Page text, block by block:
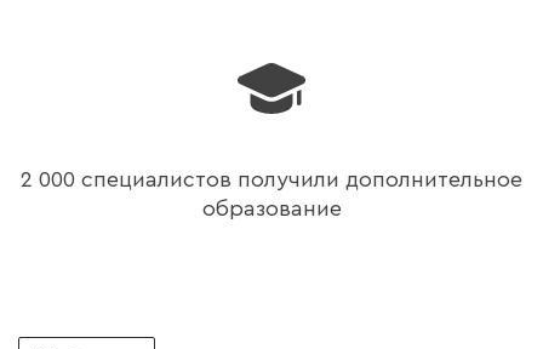
2 000 специалистов получили дополнительное
образование